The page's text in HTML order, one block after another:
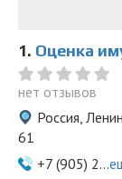
1. Оценка
нет отзывов
Россия,
61
+7 (905) 2...